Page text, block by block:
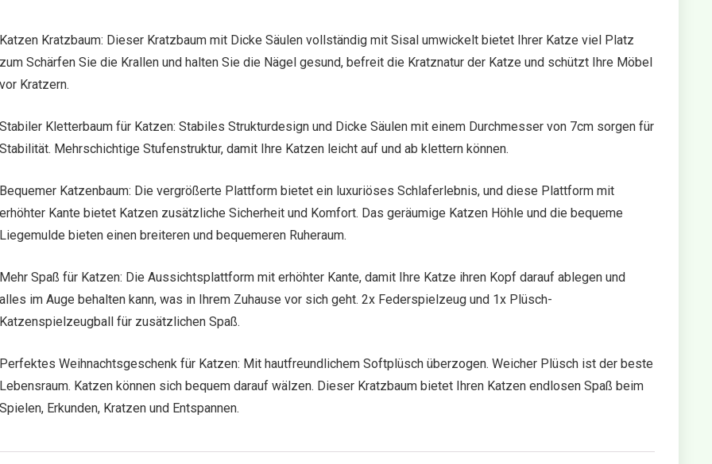
Katzen Kratzbaum: Dieser Kratzbaum mit Dicke Säulen vollständig mit Sisal umwickelt bietet Ihrer Katze viel Platz
zum Schärfen Sie die Krallen und halten Sie die Nägel gesund, befreit die Kratznatur der Katze und schützt Ihre Möbel
vor Kratzern.
Stabiler Kletterbaum für Katzen: Stabiles Strukturdesign und Dicke Säulen mit einem Durchmesser von 7cm sorgen für
Stabilität. Mehrschichtige Stufenstruktur, damit Ihre Katzen leicht auf und ab klettern können.
Bequemer Katzenbaum: Die vergrößerte Plattform bietet ein luxuriöses Schlaferlebnis, und diese Plattform mit
erhöhter Kante bietet Katzen zusätzliche Sicherheit und Komfort. Das geräumige Katzen Höhle und die bequeme
Liegemulde bieten einen breiteren und bequemeren Ruheraum.
Mehr Spaß für Katzen: Die Aussichtsplattform mit erhöhter Kante, damit Ihre Katze ihren Kopf darauf ablegen und
alles im Auge behalten kann, was in Ihrem Zuhause vor sich geht. 2x Federspielzeug und 1x Plüsch-
Katzenspielzeugball für zusätzlichen Spaß.
Perfektes Weihnachtsgeschenk für Katzen: Mit hautfreundlichem Softplüsch überzogen. Weicher Plüsch ist der beste
Lebensraum. Katzen können sich bequem darauf wälzen. Dieser Kratzbaum bietet Ihren Katzen endlosen Spaß beim
Spielen, Erkunden, Kratzen und Entspannen.